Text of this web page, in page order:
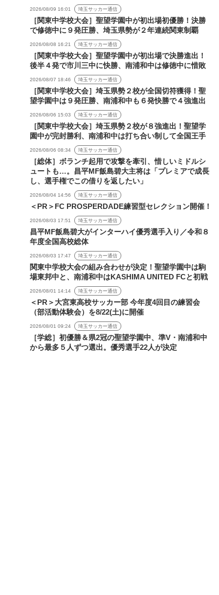
2026/08/09 16:01 埼玉サッカー通信
［関東中学校大会］聖望学園中が初出場初優勝！決勝
で修徳中に９発圧勝、埼玉県勢が２年連続関東制覇
2026/08/08 16:21 埼玉サッカー通信
［関東中学校大会］聖望学園中が初出場で決勝進出！
後半４発で市川三中に快勝、南浦和中は修徳中に惜敗
2026/08/07 18:46 埼玉サッカー通信
［関東中学校大会］埼玉県勢２校が全国切符獲得！聖
望学園中は９発圧勝、南浦和中も６発快勝で４強進出
2026/08/06 15:03 埼玉サッカー通信
［関東中学校大会］埼玉県勢２校が８強進出！聖望学
園中が完封勝利、南浦和中は打ち合い制して全国王手
2026/08/06 08:34 埼玉サッカー通信
［総体］ボランチ起用で攻撃を牽引、惜しいミドルシ
ュートも…。昌平MF飯島碧大主将は「プレミアで成長
し、選手権でこの借りを返したい」
2026/08/04 14:56 埼玉サッカー通信
＜PR＞FC PROSPERDADE練習型セレクション開催！
2026/08/03 17:51 埼玉サッカー通信
昌平MF飯島碧大がインターハイ優秀選手入り／令和８
年度全国高校総体
2026/08/03 17:47 埼玉サッカー通信
関東中学校大会の組み合わせが決定！聖望学園中は駒
場東邦中と、南浦和中はKASHIMA UNITED FCと初戦
2026/08/01 14:14 埼玉サッカー通信
＜PR＞大宮東高校サッカー部 今年度4回目の練習会
（部活動体験会）を8/22(土)に開催
2026/08/01 09:24 埼玉サッカー通信
［学総］初優勝＆県2冠の聖望学園中、準V・南浦和中
から最多５人ずつ選出。優秀選手22人が決定